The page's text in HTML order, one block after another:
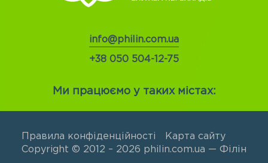
info@philin.com.ua
+38 050 504-12-75
Ми працюємо у таких містах:
Правила конфіденційності
Карта сайту
Copyright © 2012 – 2026 philin.com.ua — Філін